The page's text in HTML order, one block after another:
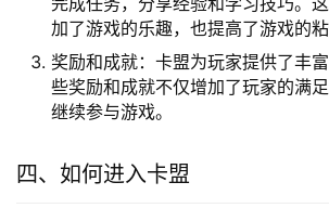
加了游戏的乐趣，也提高了游戏的粘
奖励和成就：卡盟为玩家提供了丰
些奖励和成就不仅增加了玩家的满
继续参与游戏。
四、如何进入卡盟